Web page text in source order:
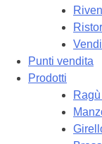
Punti vendita
Prodotti